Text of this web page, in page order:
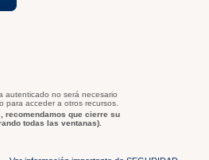
autenticado no será necesario
para acceder a otros recursos.
recomendamos que cierre su
todas las ventanas).